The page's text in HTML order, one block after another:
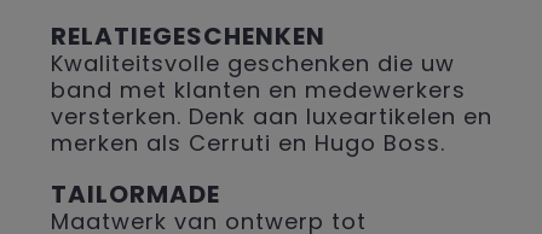
RELATIEGESCHENKEN
Kwaliteitsvolle geschenken die uw
band met klanten en medewerkers
versterken. Denk aan luxeartikelen en
merken als Cerruti en Hugo Boss.
TAILORMADE
Maatwerk van ontwerp tot